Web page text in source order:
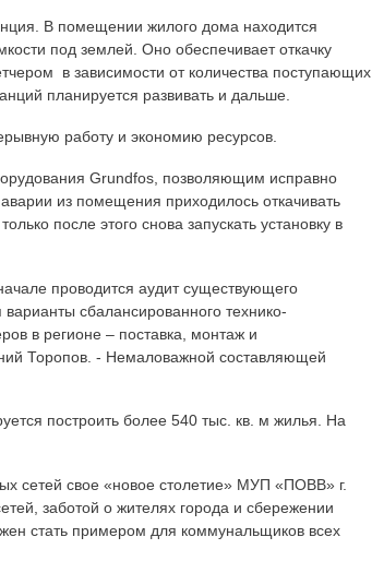
В помещении жилого дома находится
под землей. Оно обеспечивает откачку
в зависимости от количества поступающих
планируется развивать и дальше.
работу и экономию ресурсов.
Grundfos, позволяющим исправно
из помещения приходилось откачивать
после этого снова запускать установку в
проводится аудит существующего
сбалансированного технико-
в регионе – поставка, монтаж и
Торопов. - Немаловажной составляющей
построить более 540 тыс. кв. м жилья. На
сетей свое «новое столетие» МУП «ПОВВ» г.
заботой о жителях города и сбережении
стать примером для коммунальщиков всех